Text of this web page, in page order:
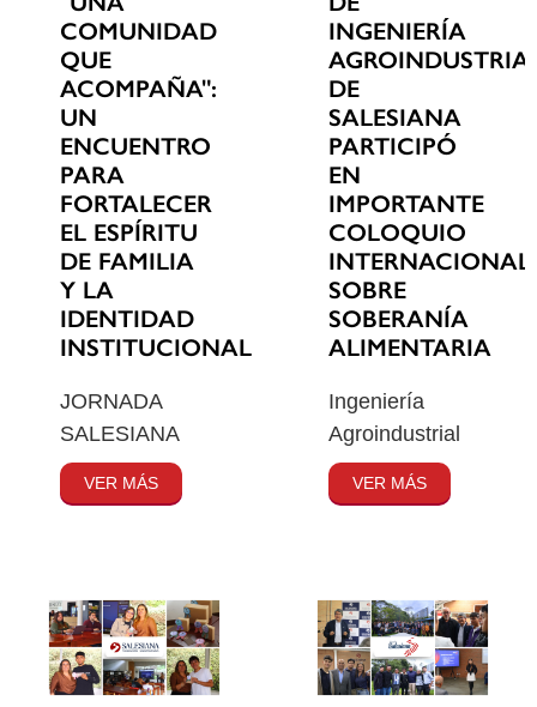
COMUNIDAD
QUE
ACOMPAÑA":
UN
ENCUENTRO
PARA
FORTALECER
EL ESPÍRITU
DE FAMILIA
Y LA
IDENTIDAD
INSTITUCIONAL
JORNADA
SALESIANA
VER MÁS
INGENIERÍA
DE
SALESIANA
PARTICIPÓ
EN
IMPORTANTE
COLOQUIO
INTERNACIONAL
SOBRE
SOBERANÍA
ALIMENTARIA
Ingeniería
Agroindustrial
VER MÁS